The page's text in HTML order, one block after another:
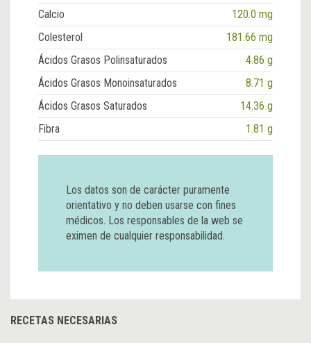
Calcio
120.0 mg
Colesterol
181.66 mg
Ácidos Grasos Polinsaturados
4.86 g
Ácidos Grasos Monoinsaturados
8.71 g
Ácidos Grasos Saturados
14.36 g
Fibra
1.81 g
Los datos son de carácter puramente
orientativo y no deben usarse con fines
médicos. Los responsables de la web se
eximen de cualquier responsabilidad.
RECETAS NECESARIAS